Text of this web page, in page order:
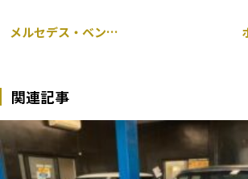
メルセデス・ベンツ Cクラス 205 持ち込み グリル交換 ダウンサス交換 リップスポイラー取り付け 千葉市
関連記事